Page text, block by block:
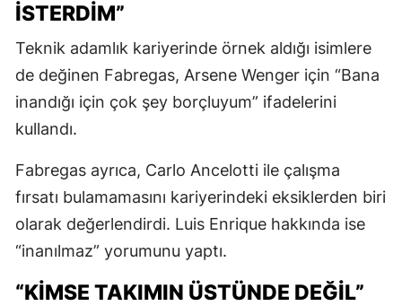
ISTERDIM”
Teknik adamlık kariyerinde örnek aldığı isimlere
de değinen Fabregas, Arsene Wenger için “Bana
inandığı için çok şey borçluyum” ifadelerini
kullandı.
Fabregas ayrıca, Carlo Ancelotti ile çalışma
fırsatı bulamamasını kariyerindeki eksiklerden biri
olarak değerlendirdi. Luis Enrique hakkında ise
“inanılmaz” yorumunu yaptı.
“KIMSE TAKIMIN ÜSTÜNDE DEĞIL”